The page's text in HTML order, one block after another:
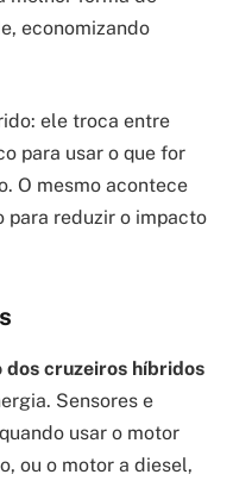
economizando
ele troca entre
para usar o que for
O mesmo acontece
para reduzir o impacto
cruzeiros híbridos
Sensores e
usar o motor
ou o motor a diesel,